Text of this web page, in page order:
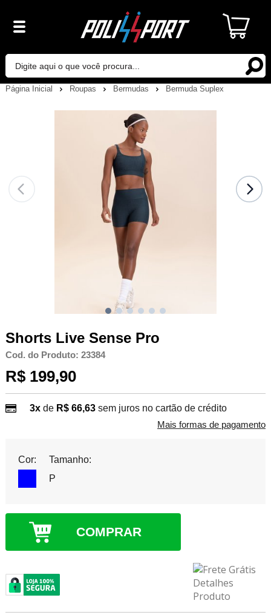
Página Inicial Roupas Bermudas Bermuda Suplex
Shorts Live Sense Pro
Cod. do Produto: 23384
R$ 199,90
3xde R$ 66,63 sem juros no cartão de crédito
Mais formas de pagamento
Cor:
Tamanho:
P
COMPRAR